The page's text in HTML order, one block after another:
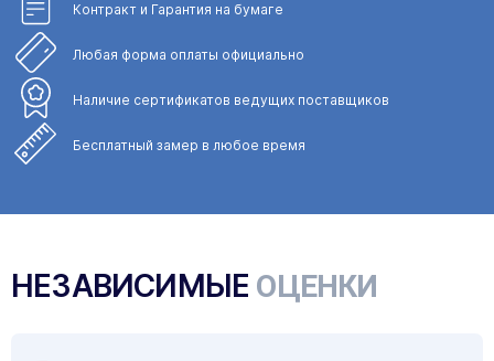
Контракт и Гарантия на бумаге
Любая форма оплаты официально
Наличие сертификатов ведущих поставщиков
Бесплатный замер в любое время
НЕЗАВИСИМЫЕ ОЦЕНКИ